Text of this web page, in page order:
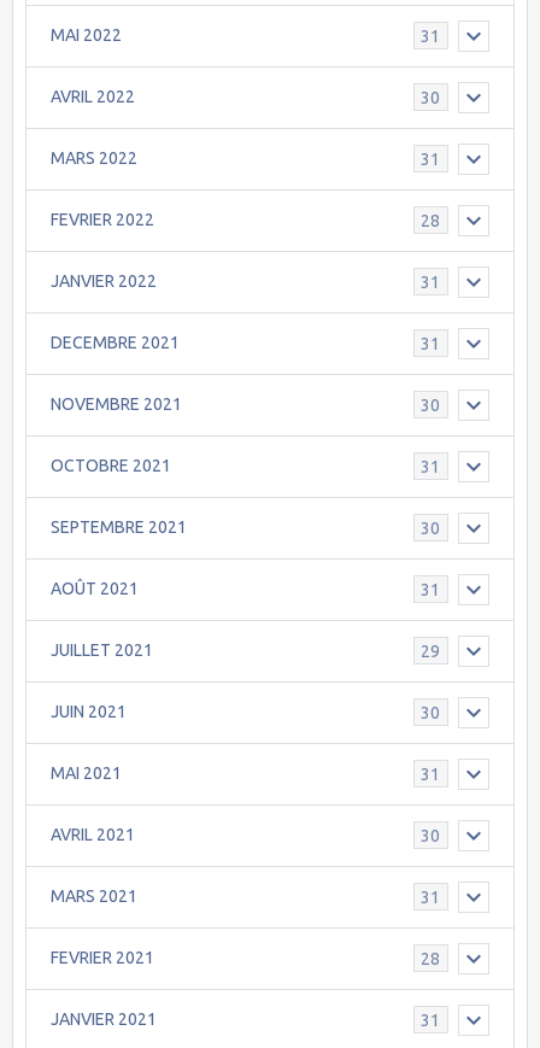
MAI 2022 31
AVRIL 2022 30
MARS 2022 31
FEVRIER 2022 28
JANVIER 2022 31
DECEMBRE 2021 31
NOVEMBRE 2021 30
OCTOBRE 2021 31
SEPTEMBRE 2021 30
AOÛT 2021 31
JUILLET 2021 29
JUIN 2021 30
MAI 2021 31
AVRIL 2021 30
MARS 2021 31
FEVRIER 2021 28
JANVIER 2021 31